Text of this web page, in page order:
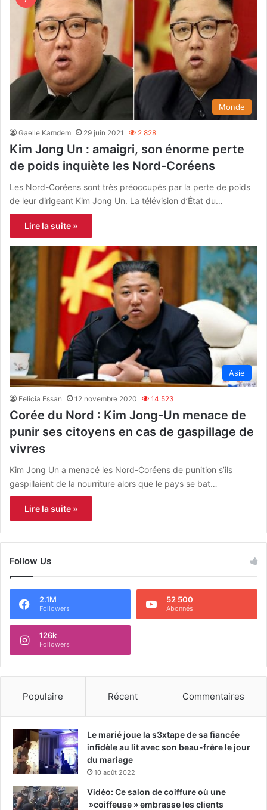
Monde
Gaelle Kamdem 29 juin 2021 2 828
Kim Jong Un : amaigri, son énorme perte
de poids inquiète les Nord-Coréens
Les Nord-Coréens sont très préoccupés par la perte de poids
de leur dirigeant Kim Jong Un. La télévision d’État du…
Lire la suite »
Asie
Felicia Essan 12 novembre 2020 14 523
Corée du Nord : Kim Jong-Un menace de
punir ses citoyens en cas de gaspillage de
vivres
Kim Jong Un a menacé les Nord-Coréens de punition s’ils
gaspillaient de la nourriture alors que le pays se bat…
Lire la suite »
Follow Us
2.1M
Followers
52 500
Abonnés
126k
Followers
Populaire Récent Commentaires
Le marié joue la s3xtape de sa fiancée
infidèle au lit avec son beau-frère le jour
du mariage
10 août 2022
Vidéo: Ce salon de coiffure où une
»coiffeuse » embrasse les clients